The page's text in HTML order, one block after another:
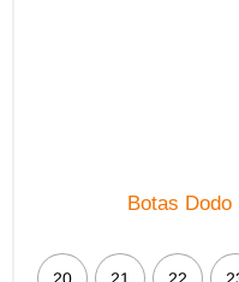
Botas Dodo